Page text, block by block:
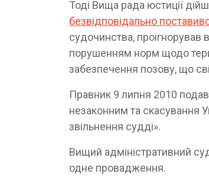
Тоді Вища рада юстиції
безвідповідально
судочинства, проігнорував
порушенням норм щодо
забезпечення позову, що
Правник 9 липня 2010
незаконним та скасування
звільнення судді».
Вищий адміністративний
одне провадження.